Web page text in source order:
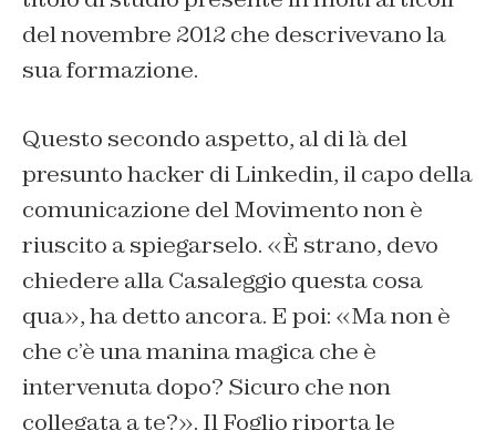
del novembre 2012 che descrivevano la
sua formazione.
Questo secondo aspetto, al di là del
presunto hacker di Linkedin, il capo della
comunicazione del Movimento non è
riuscito a spiegarselo. «È strano, devo
chiedere alla Casaleggio questa cosa
qua», ha detto ancora. E poi: «Ma non è
che c’è una manina magica che è
intervenuta dopo? Sicuro che non
collegata a te?». Il Foglio riporta le